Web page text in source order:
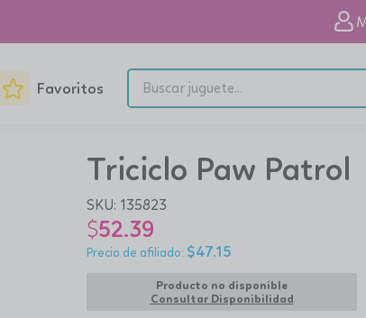
Favoritos
Triciclo Paw Patrol
SKU: 135823
$52.39
$47.15
Producto no disponible
Consultar Disponibilidad